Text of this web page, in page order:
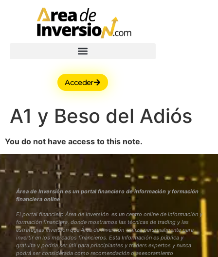
Acceder
A1 y Beso del Adiós
You do not have access to this note.
Área de Inversión es un portal financiero de información y formación
financiera online
El portal financiero Área de Inversión es un centro online de información y
formación financiera, donde mostramos las técnicas de trading y las
estrategias inversión que Área de Inversión utiliza personalmente para
invertir en los mercados financieros. Esta Información es pública y
gratuita y podría ser útil para principiantes y traders expertos y nunca
podrá ser considerada como recomendación o asesoramiento